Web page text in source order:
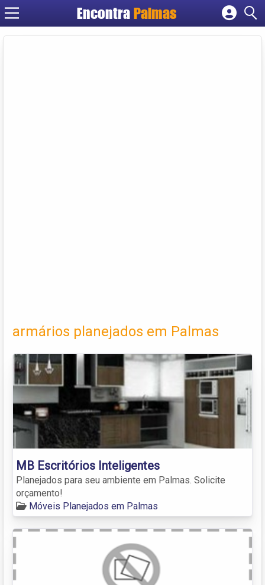
Encontra Palmas
Cadastrar empresa
armários planejados em Palmas
MB Escritórios Inteligentes
Planejados para seu ambiente em Palmas. Solicite
orçamento!
Móveis Planejados em Palmas